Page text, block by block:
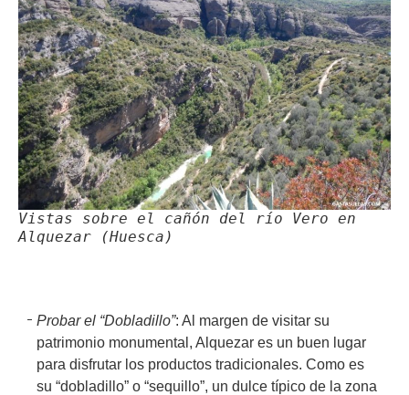
Vistas sobre el cañón del río Vero en
Alquezar (Huesca)
Probar el “Dobladillo”: Al margen de visitar su
patrimonio monumental, Alquezar es un buen lugar
para disfrutar los productos tradicionales. Como es
su “dobladillo” o “sequillo”, un dulce típico de la zona